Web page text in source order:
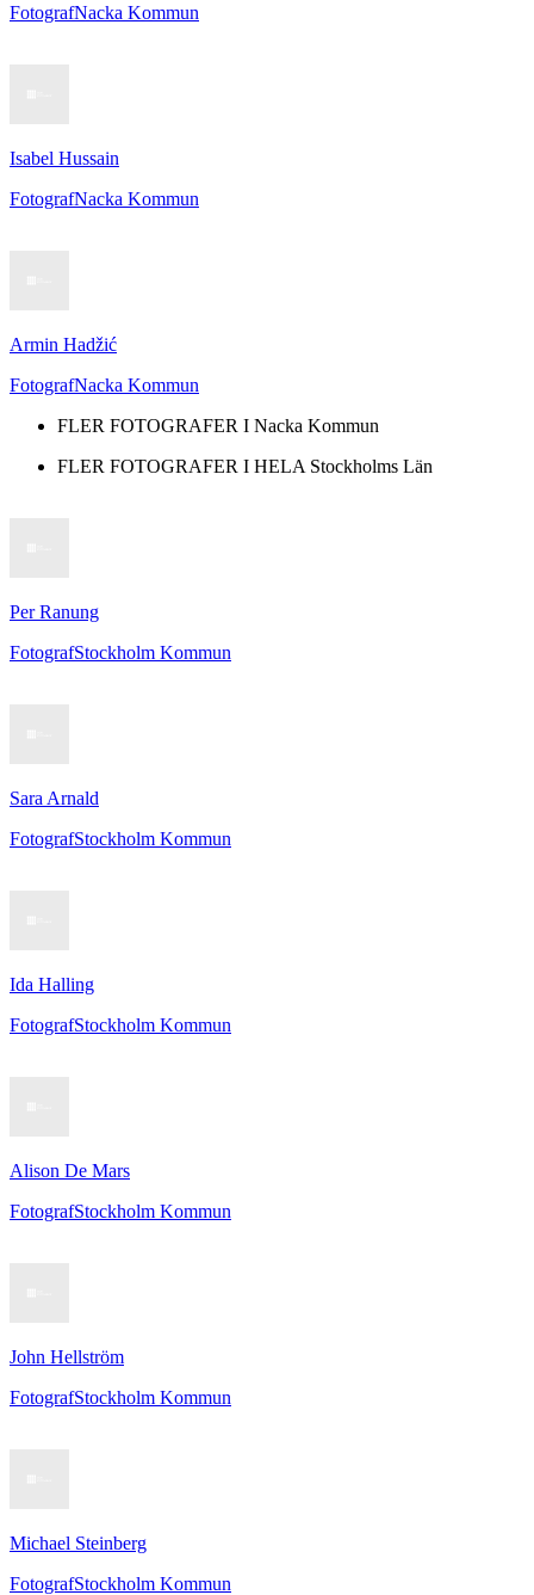
FotografNacka Kommun
Isabel Hussain
FotografNacka Kommun
Armin Hadžić
FotografNacka Kommun
FLER FOTOGRAFER I Nacka Kommun
FLER FOTOGRAFER I HELA Stockholms Län
Per Ranung
FotografStockholm Kommun
Sara Arnald
FotografStockholm Kommun
Ida Halling
FotografStockholm Kommun
Alison De Mars
FotografStockholm Kommun
John Hellström
FotografStockholm Kommun
Michael Steinberg
FotografStockholm Kommun